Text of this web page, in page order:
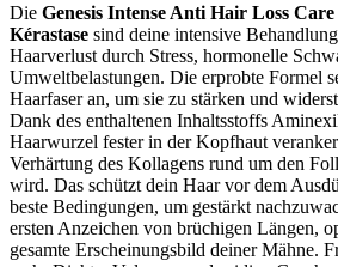
Die Genesis Intense Anti Hair Loss
Kérastase sind deine intensive
Haarverlust durch Stress, hormonelle
Umweltbelastungen. Die erprobte Formel
Haarfaser an, um sie zu stärken und
Dank des enthaltenen Inhaltsstoffs
Haarwurzel fester in der Kopfhaut
Verhärtung des Kollagens rund um den
wird. Das schützt dein Haar vor dem
beste Bedingungen, um gestärkt
ersten Anzeichen von brüchigen Längen,
gesamte Erscheinungsbild deiner Mähne.